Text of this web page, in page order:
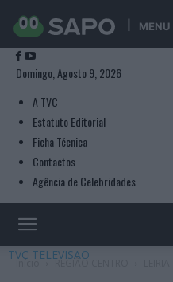
MENU
Domingo, Agosto 9, 2026
A TVC
Estatuto Editorial
Ficha Técnica
Contactos
Agência de Celebridades
TVC TELEVISÃO
Início REGIÃO CENTRO